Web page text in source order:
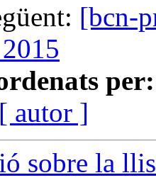
[bcn-
per:
[ autor ]
sobre la